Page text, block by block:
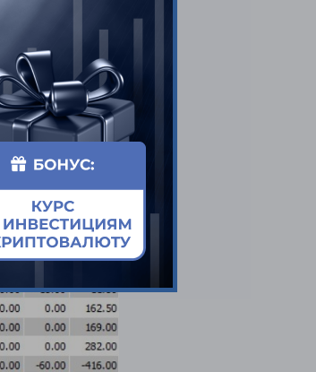
из этого не
на
он начал
до конца,